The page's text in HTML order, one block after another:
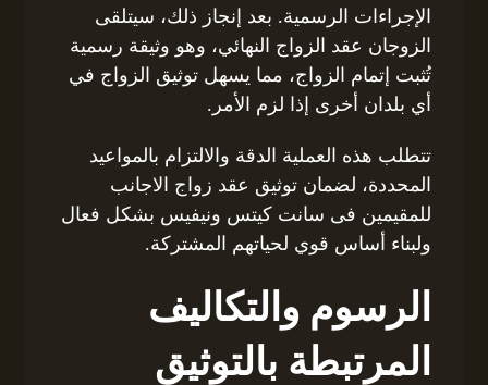
الإجراءات الرسمية. بعد إنجاز ذلك، سيتلقى
الزوجان عقد الزواج النهائي، وهو وثيقة رسمية
تُثبت إتمام الزواج، مما يسهل توثيق الزواج في
أي بلدان أخرى إذا لزم الأمر.
تتطلب هذه العملية الدقة والالتزام بالمواعيد
المحددة، لضمان توثيق عقد زواج الاجانب
للمقيمين فى سانت كيتس ونيفيس بشكل فعال
ولبناء أساس قوي لحياتهم المشتركة.
الرسوم والتكاليف
المرتبطة بالتوثيق